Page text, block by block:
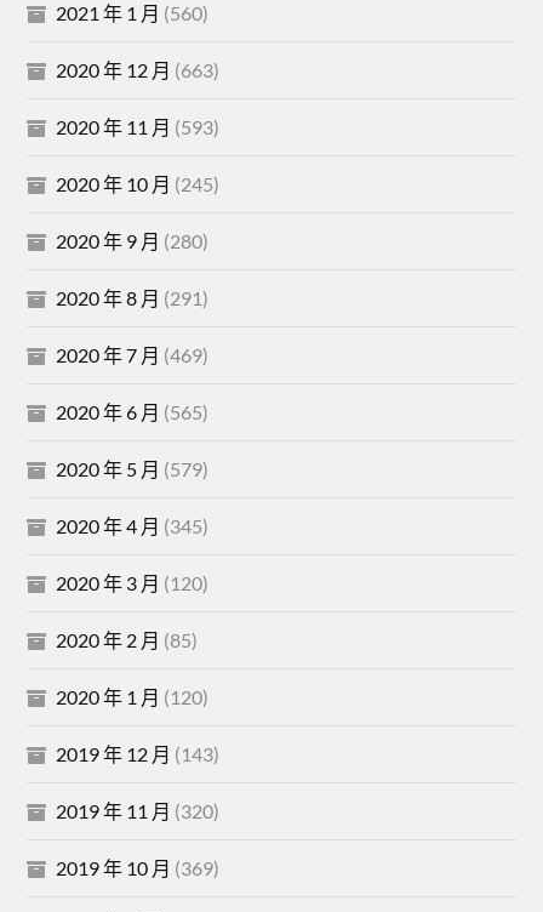
2021 年 1 月 (560)
2020 年 12 月 (663)
2020 年 11 月 (593)
2020 年 10 月 (245)
2020 年 9 月 (280)
2020 年 8 月 (291)
2020 年 7 月 (469)
2020 年 6 月 (565)
2020 年 5 月 (579)
2020 年 4 月 (345)
2020 年 3 月 (120)
2020 年 2 月 (85)
2020 年 1 月 (120)
2019 年 12 月 (143)
2019 年 11 月 (320)
2019 年 10 月 (369)